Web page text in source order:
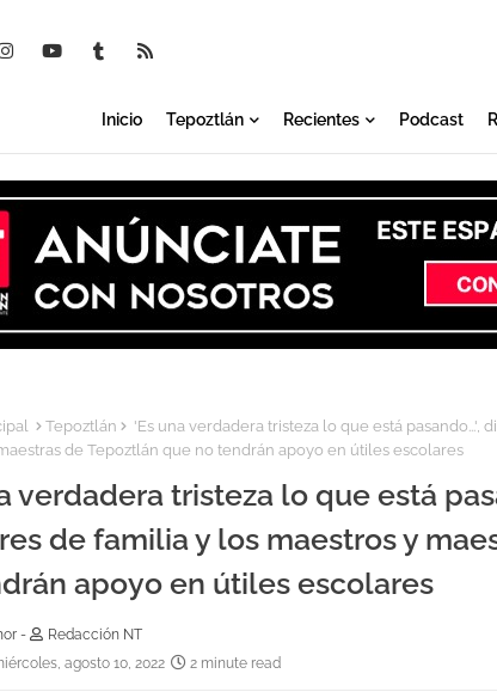
Inicio Tepoztlán Recientes Podcast
Tepoztlán
'Es una verdadera tristeza lo que está pasando...',
de Tepoztlán que no tendrán apoyo en útiles escolares
verdadera tristeza lo que está
de familia y los maestros y
apoyo en útiles escolares
-
Redacción NT
agosto 10, 2022
2 minute read